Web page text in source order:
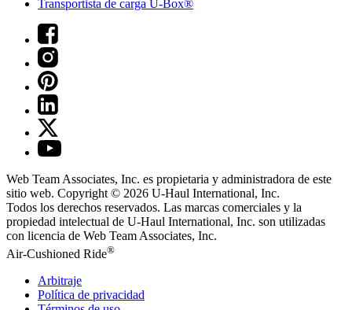
Transportista de carga U-Box®
Web Team Associates, Inc. es propietaria y administradora de este
sitio web. Copyright © 2026 U-Haul International, Inc.
Todos los derechos reservados. Las marcas comerciales y la
propiedad intelectual de U-Haul International, Inc. son utilizadas
con licencia de Web Team Associates, Inc.
Air-Cushioned Ride®
Arbitraje
Política de privacidad